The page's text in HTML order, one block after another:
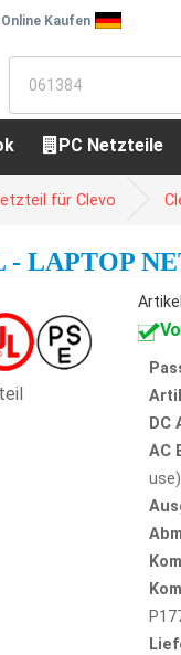
Kaufen
PC Netzteile
für Clevo
LAPTOP
DC
AC
use)